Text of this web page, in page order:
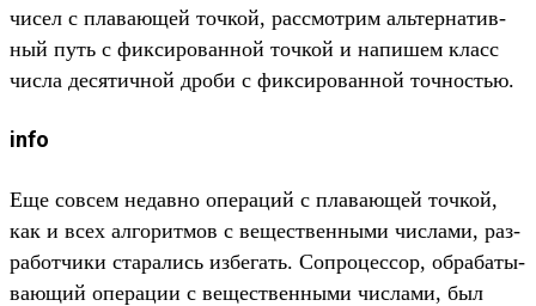
чисел с пла­вающей точ­кой, рас­смот­рим аль­тер­натив­
ный путь с фик­сирован­ной точ­кой и напишем класс
чис­ла десятич­ной дро­би с фик­сирован­ной точ­ностью.
info
Еще сов­сем недав­но опе­раций с пла­вающей точ­кой,
как и всех алго­рит­мов с вещес­твен­ными чис­лами, раз­
работ­чики ста­рались избе­гать. Соп­роцес­сор, обра­баты­
вающий опе­рации с вещес­твен­ными чис­лами, был